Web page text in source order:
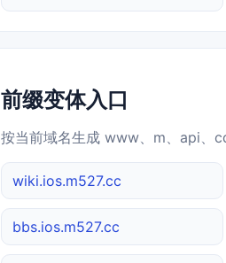
前缀变体入口
按当前域名生成 www、m、api、
wiki.ios.m527.cc
bbs.ios.m527.cc